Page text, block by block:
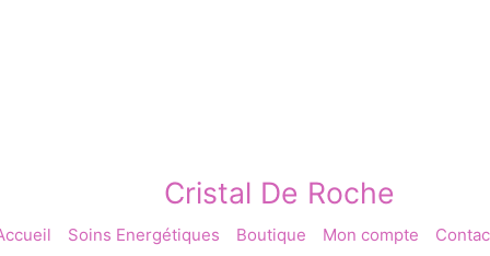
Cristal De Roche
Soins Energétiques Boutique Mon compte